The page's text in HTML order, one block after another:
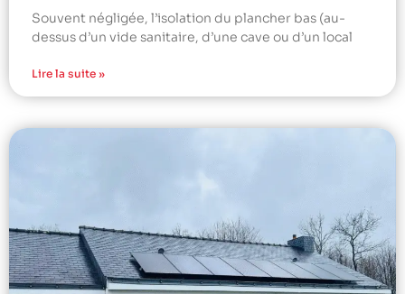
Souvent négligée, l’isolation du plancher bas (au-
dessus d’un vide sanitaire, d’une cave ou d’un local
Lire la suite »